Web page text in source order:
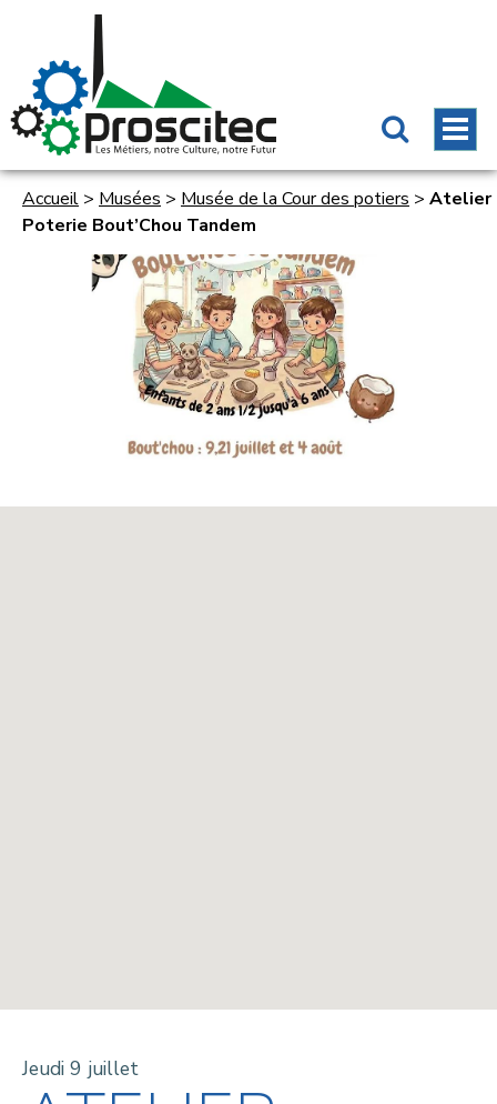
Accueil > Musées > Musée de la Cour des potiers > Atelier
Poterie Bout’Chou Tandem
Jeudi 9 juillet